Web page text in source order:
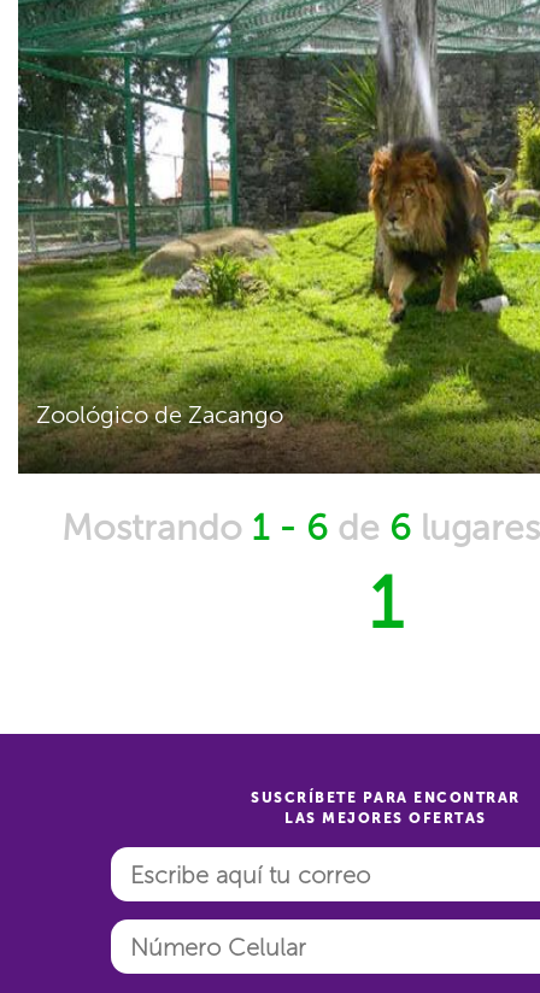
Zoológico de Zacango
Mostrando 1 - 6de 6
1
SUSCRÍBETE PARA ENCONTRAR
LAS MEJORES OFERTAS